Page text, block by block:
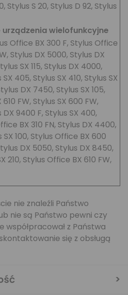
Stylus S 20, Stylus D 92, Stylus
wielofunkcyjne
Office BX 300 F, Stylus Office
Stylus DX 5000, Stylus DX
SX 115, Stylus DX 4000,
405, Stylus SX 410, Stylus SX
DX 7450, Stylus SX 105,
610 FW, Stylus SX 600 FW,
9400 F, Stylus SX 400,
BX 310 FN, Stylus DX 4400,
100, Stylus Office BX 600
DX 5050, Stylus DX 8450,
210, Stylus Office BX 610 FW,
nie znaleźli Państwo
nie są Państwo pewni czy
współpracował z Państwa
się z obsługą